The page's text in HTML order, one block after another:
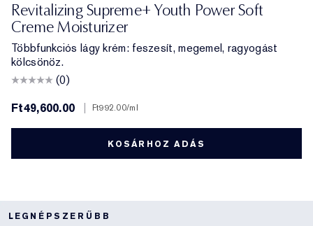
Revitalizing Supreme+ Youth Power Soft
Creme Moisturizer
Többfunkciós lágy krém: feszesít, megemel, ragyogást
kölcsönöz.
(0)
Ft49,600.00
Ft992.00/ml
KOSÁRHOZ ADÁS
LEGNÉPSZERŰBB